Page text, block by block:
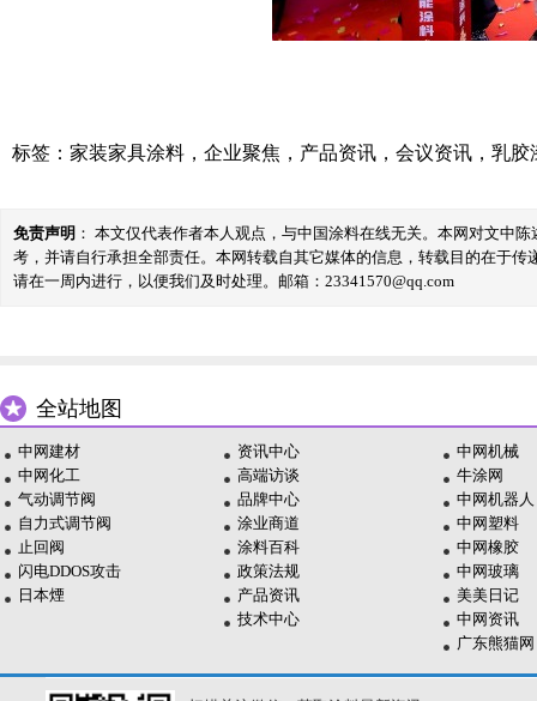
标签： 家装家具涂料 ， 企业聚焦 ， 产品资讯 ， 会议资讯 ， 乳胶
免责声明 ： 本文仅代表作者本人观点，与中国涂料在线无关。本网对文中
考，并请自行承担全部责任。本网转载自其它媒体的信息，转载目的在于
请在一周内进行，以便我们及时处理。邮箱：23341570@qq.com
全站地图
中网建材
中网化工
气动调节阀
自力式调节阀
止回阀
闪电DDOS攻击
日本煙
资讯中心
高端访谈
品牌中心
涂业商道
涂料百科
政策法规
产品资讯
技术中心
中网机械
牛涂网
中网机器人
中网塑料
中网橡胶
中网玻璃
美美日记
中网资讯
广东熊猫网